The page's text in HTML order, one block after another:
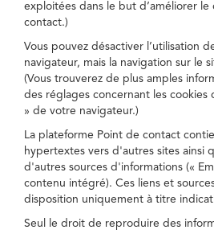
exploitées dans le but d’améliorer
contact.)
Vous pouvez désactiver l’utilisation
navigateur, mais la navigation sur le
(Vous trouverez de plus amples
des réglages concernant les cookies
» de votre navigateur.)
La plateforme Point de contact
hypertextes vers d'autres sites ainsi
d'autres sources d'informations («
contenu intégré). Ces liens et
disposition uniquement à titre
Seul le droit de reproduire des